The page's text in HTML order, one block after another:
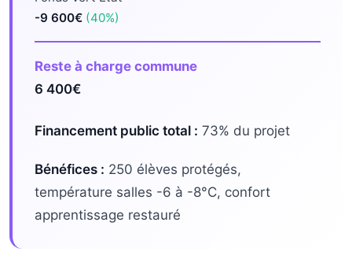
-9 600€ (40%)
Reste à charge commune
6 400€
Financement public total : 73% du projet
Bénéfices : 250 élèves protégés,
température salles -6 à -8°C, confort
apprentissage restauré